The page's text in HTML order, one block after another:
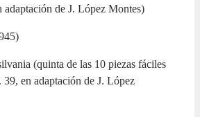
adaptación de J. López Montes)
(quinta de las 10 piezas fáciles
39, en adaptación de J. López